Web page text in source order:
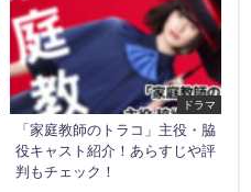
ドラマ
「家庭教師のトラコ」主役・脇
役キャスト紹介！あらすじや評
判もチェック！